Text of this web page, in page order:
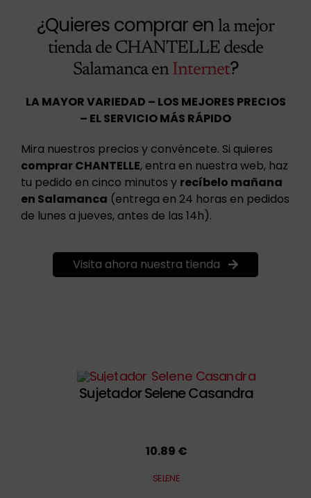
¿Quieres comprar en la mejor
tienda de CHANTELLE desde
Salamanca enInternet?
LA MAYOR VARIEDAD – LOS MEJORES PRECIOS
– EL SERVICIO MÁS RÁPIDO
Mira nuestros precios y convéncete. Si quieres
comprar CHANTELLE, entra en nuestra web, haz
tu pedido en cinco minutos y recíbelo mañana
en Salamanca (entrega en 24 horas en pedidos
de lunes a jueves, antes de las 14h).
Visita ahora nuestra tienda
Sujetador Selene Casandra
10.89 €
SELENE